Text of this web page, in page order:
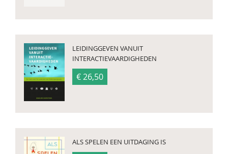
LEIDINGGEVEN VANUIT
INTERACTIEVAARDIGHEDEN
€ 26,50
ALS SPELEN EEN UITDAGING IS